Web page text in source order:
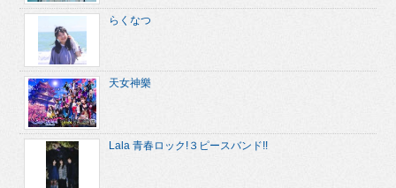
らくなつ
天女神樂
Lala 青春ロック!３ピースバンド!!